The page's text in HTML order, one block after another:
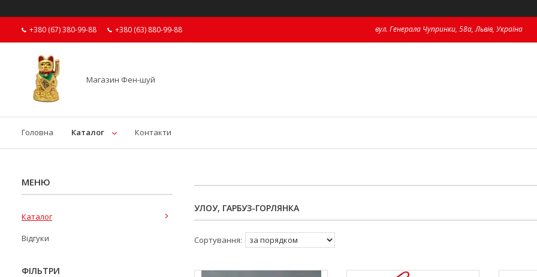
+380 (67) 380-99-88 +380 (63) 880-99-88 вул. Генерала Чупринки, 58а, Львів, Україна
Магазин Фен-шуй
Головна Каталог Контакти
УЛОУ, ГАРБУЗ-ГОРЛЯНКА
Каталог
Відгуки
ФІЛЬТРИ